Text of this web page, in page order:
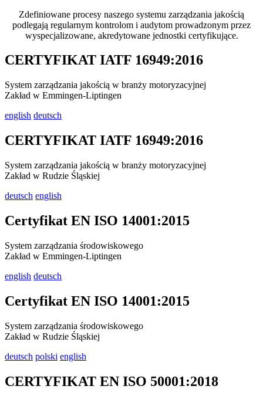
Zdefiniowane procesy naszego systemu zarządzania jakością
podlegają regularnym kontrolom i audytom prowadzonym przez
wyspecjalizowane, akredytowane jednostki certyfikujące.
CERTYFIKAT IATF 16949:2016
System zarządzania jakością w branży motoryzacyjnej
Zakład w Emmingen-Liptingen
english deutsch
CERTYFIKAT IATF 16949:2016
System zarządzania jakością w branży motoryzacyjnej
Zakład w Rudzie Śląskiej
deutsch english
Certyfikat EN ISO 14001:2015
System zarządzania środowiskowego
Zakład w Emmingen-Liptingen
english deutsch
Certyfikat EN ISO 14001:2015
System zarządzania środowiskowego
Zakład w Rudzie Śląskiej
deutsch polski english
CERTYFIKAT EN ISO 50001:2018